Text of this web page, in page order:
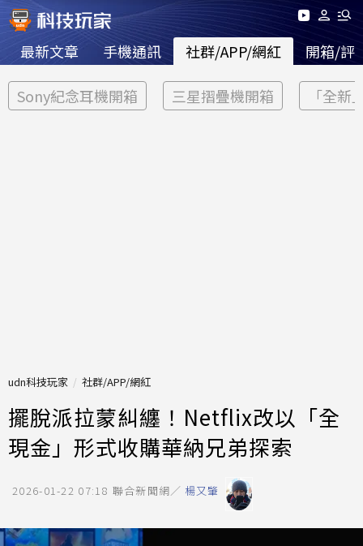
最新文章 手機通訊 社群/APP/網紅 開箱/評
Sony紀念耳機開箱 三星摺疊機開箱 「全新
udn科技玩家 社群/APP/網紅
擺脫派拉蒙糾纏！Netflix改以「全
現金」形式收購華納兄弟探索
2026-01-22 07:18 聯合新聞網／ 楊又肇